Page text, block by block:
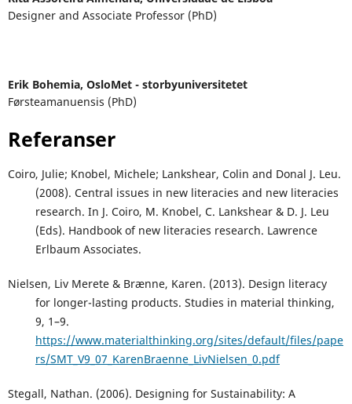
Designer and Associate Professor (PhD)
Erik Bohemia, OsloMet - storbyuniversitetet
Førsteamanuensis (PhD)
Referanser
Coiro, Julie; Knobel, Michele; Lankshear, Colin and Donal J. Leu.
(2008). Central issues in new literacies and new literacies
research. In J. Coiro, M. Knobel, C. Lankshear & D. J. Leu
(Eds). Handbook of new literacies research. Lawrence
Erlbaum Associates.
Nielsen, Liv Merete & Brænne, Karen. (2013). Design literacy
for longer-lasting products. Studies in material thinking,
9, 1–9.
https://www.materialthinking.org/sites/default/files/pape
rs/SMT_V9_07_KarenBraenne_LivNielsen_0.pdf
Stegall, Nathan. (2006). Designing for Sustainability: A